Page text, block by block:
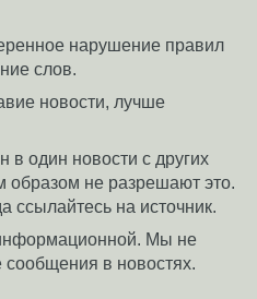
нарушение правил
слов.
новости, лучше
в один новости с других
образом не разрешают это.
ссылайтесь на источник.
Мы не
в новостях.